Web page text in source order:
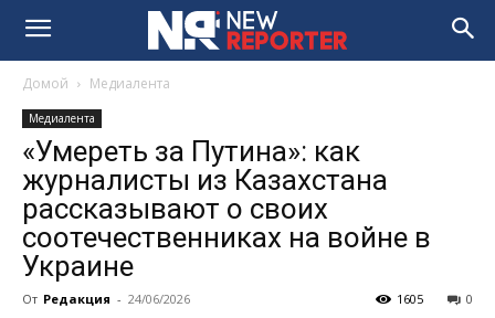
Домой Медиалента
Медиалента
«Умереть за Путина»: как
журналисты из Казахстана
рассказывают о своих
соотечественниках на войне в
Украине
От Редакция - 24/06/2026 0
1605